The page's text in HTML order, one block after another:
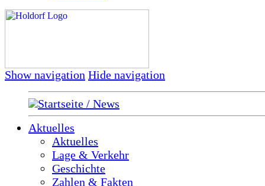
Show navigation Hide navigation
Startseite / News
Aktuelles
Aktuelles
Lage & Verkehr
Geschichte
Zahlen & Fakten